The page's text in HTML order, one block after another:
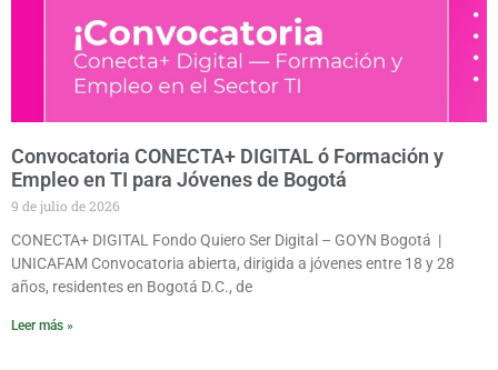
Convocatoria CONECTA+ DIGITAL ó Formación y
Empleo en TI para Jóvenes de Bogotá
9 de julio de 2026
CONECTA+ DIGITAL Fondo Quiero Ser Digital – GOYN Bogotá |
UNICAFAM Convocatoria abierta, dirigida a jóvenes entre 18 y 28
años, residentes en Bogotá D.C., de
Leer más »